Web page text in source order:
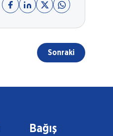
Sonraki
Bağış